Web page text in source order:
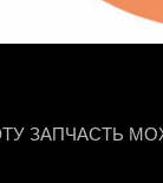
ЗАПЧАСТЬ